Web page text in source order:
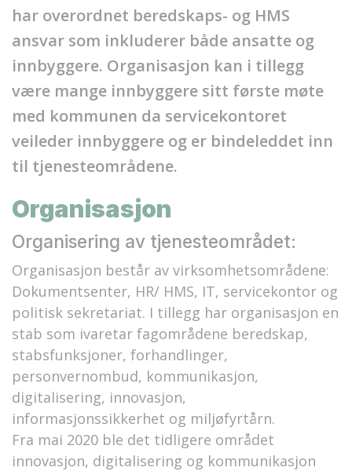
har overordnet beredskaps- og HMS
ansvar som inkluderer både ansatte og
innbyggere. Organisasjon kan i tillegg
være mange innbyggere sitt første møte
med kommunen da servicekontoret
veileder innbyggere og er bindeleddet inn
til tjenesteområdene.
Organisasjon
Organisering av tjenesteområdet:
Organisasjon består av virksomhetsområdene:
Dokumentsenter, HR/ HMS, IT, servicekontor og
politisk sekretariat. I tillegg har organisasjon en
stab som ivaretar fagområdene beredskap,
stabsfunksjoner, forhandlinger,
personvernombud, kommunikasjon,
digitalisering, innovasjon,
informasjonssikkerhet og miljøfyrtårn.
Fra mai 2020 ble det tidligere området
innovasjon, digitalisering og kommunikasjon